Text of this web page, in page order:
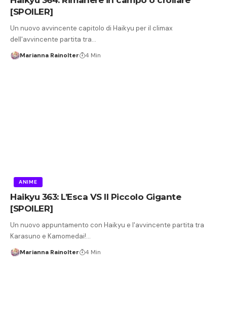
[SPOILER]
Un nuovo avvincente capitolo di Haikyu per il climax
dell'avvincente partita tra…
Marianna Rainolter 4 Min
ANIME
Haikyu 363: L’Esca VS Il Piccolo Gigante
[SPOILER]
Un nuovo appuntamento con Haikyu e l'avvincente partita tra
Karasuno e Kamomedai!…
Marianna Rainolter 4 Min